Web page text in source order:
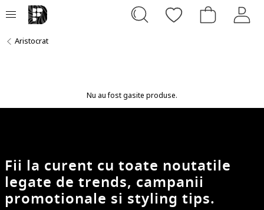
Aristocrat
Nu au fost gasite produse.
Fii la curent cu toate noutatile
legate de trends, campanii
promotionale si styling tips.